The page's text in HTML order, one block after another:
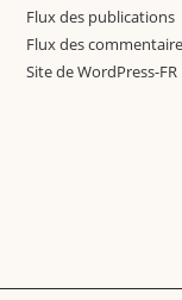
Flux des publications
Flux des
Site de WordPress-FR